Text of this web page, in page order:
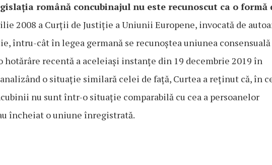
română concubinajul nu este recunoscut ca o formă
2008 a Curții de Justiție a Uniunii Europene, invocată de
întru-cât în legea germană se recunoștea uniunea consensuală
hotărâre recentă a aceleiași instanțe din 19 decembrie 2019 în
o situație similară celei de față, Curtea a reţinut că, în
nu sunt într-o situație comparabilă cu cea a persoanelor
încheiat o uniune înregistrată.